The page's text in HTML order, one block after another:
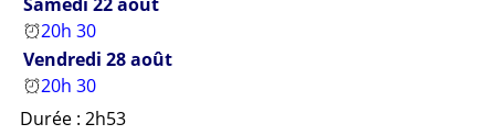
20h 30
Vendredi 28 août
20h 30
Durée : 2h53